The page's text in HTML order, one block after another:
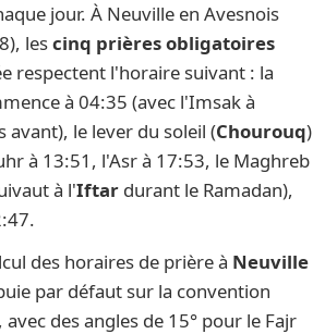
jour. À Neuville en Avesnois
lescinq prières obligatoires
respectent l'horaire suivant : la
à 04:35 (avec l'Imsak à
le lever du soleil (Chourouq)
à 13:51, l'Asr à 17:53, le Maghreb
à l'Iftar durant le Ramadan),
des horaires de prière à Neuville
par défaut sur la convention
des angles de 15° pour le Fajr